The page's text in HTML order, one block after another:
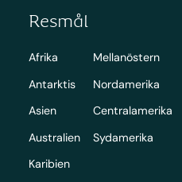
Resmål
Afrika
Antarktis
Asien
Australien
Karibien
Mellanöstern
Nordamerika
Centralamerika
Sydamerika